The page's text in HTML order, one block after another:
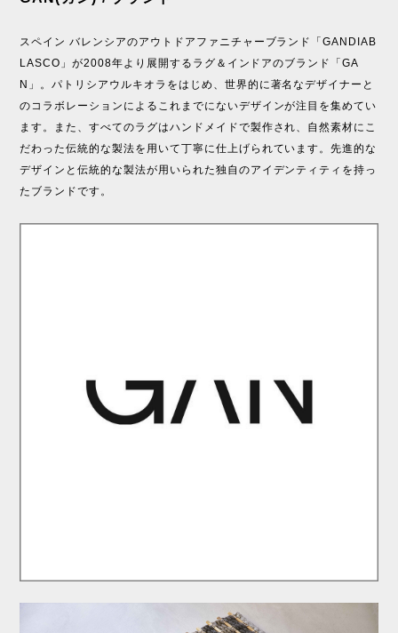
スペイン バレンシアのアウトドアファニチャーブランド「GANDIAB
LASCO」が2008年より展開するラグ＆インドアのブランド「GA
N」。パトリシアウルキオラをはじめ、世界的に著名なデザイナーと
のコラボレーションによるこれまでにないデザインが注目を集めてい
ます。また、すべてのラグはハンドメイドで製作され、自然素材にこ
だわった伝統的な製法を用いて丁寧に仕上げられています。先進的な
デザインと伝統的な製法が用いられた独自のアイデンティティを持っ
たブランドです。